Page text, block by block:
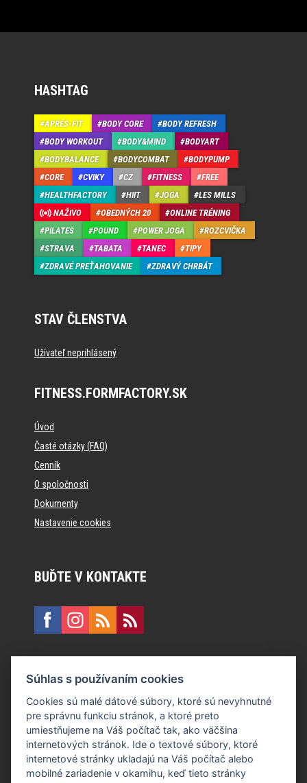
HASHTAG
APRÉS-FIT BODY CORE
BODY REFRESH
BODY WORKOUT
BODY&MIND
BODYART
BODYBALANCE
BODYCOMBAT
BODYPUMP
CORE
CVIKY CZ FITNESS
FREE
HEALTHFACTORY
HIIT JOGA
LES MILLS
NAŽIVO
OBEDNÝCH 20
ONLINE TRÉNING
PILATES
POUND POWER JOGA
ROZCVIČKA
STRAVA
TABATA TANEC
TIPY
ZDRAVÉ PREŤAHOVANIE
ZDRAVÝ CHRBÁT
STAV ČLENSTVA
Užívateľ neprihlásený
FITNESS.FORMFACTORY.SK
Úvod
Časté otázky (FAQ)
Cenník
O spoločnosti
Dokumenty
Nastavenie cookies
BUĎTE V KONTAKTE
E:recepcia@formfactory.sk
Form Factory Slovakia s.r.o., Ružová dolina 480/6, 821 08
Bratislava
Za publikovaný obsah sú zodpovední jednotliví autori.
Súhlas s používaním cookies
Cookies sú malé dátové súbory, ktoré sú nevyhnutné
pre správnu funkciu stránok, a ktoré preto
umiestňujeme na Váš počítač tak, ako väčšina
internetových stránok. Ide o textové súbory, ktoré
internetové stránky ukladajú na Váš počítač alebo
mobilné zariadenie v okamihu, keď tieto stránky